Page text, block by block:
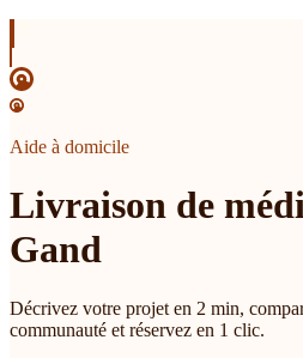
Aide à domicile
Livraison de
Gand
Décrivez votre projet en 2 min,
communauté et réservez en 1 clic.